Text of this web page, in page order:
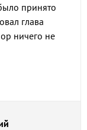
принято
глава
ничего не